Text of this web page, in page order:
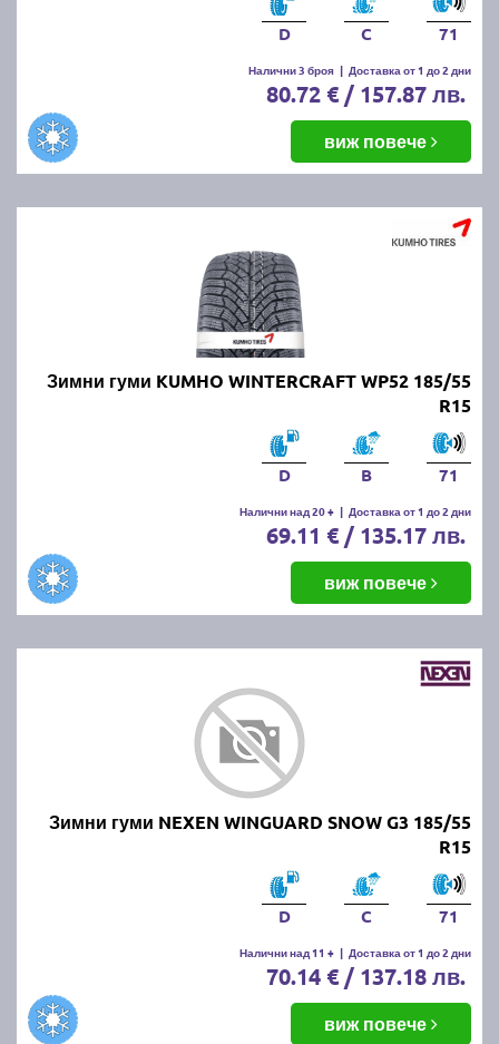
D C 71
Налични 3 броя | Доставка от 1 до 2 дни
80.72 € / 157.87 лв.
виж повече
Зимни гуми KUMHO WINTERCRAFT WP52 185/55
R15
D B 71
Налични над 20 + | Доставка от 1 до 2 дни
69.11 € / 135.17 лв.
виж повече
Зимни гуми NEXEN WINGUARD SNOW G3 185/55
R15
D C 71
Налични над 11 + | Доставка от 1 до 2 дни
70.14 € / 137.18 лв.
виж повече